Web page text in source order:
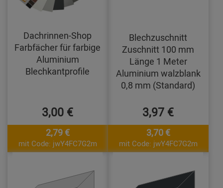
Dachrinnen-Shop
Farbfächer für farbige
Aluminium
Blechkantprofile
3,00 €
2,79 €
mit Code: jwY4FC7G2m
Blechzuschnitt
Zuschnitt 100 mm
Länge 1 Meter
Aluminium walzblank
0,8 mm (Standard)
3,97 €
3,70 €
mit Code: jwY4FC7G2m